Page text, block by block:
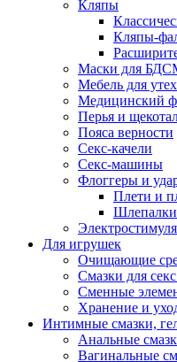
Кляпы
Кляпы-
Маски для
Мебель для утех
Медицинский
Перья и
Пояса верности
Секс-качели
Секс-машины
Флоггеры и
Плети и
Шлепалки
Для игрушек
Очищающие
Смазки для
Сменные
Хранение и
Интимные смазки,
Анальные
Вагинальные